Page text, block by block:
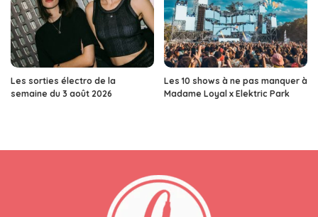
Les sorties électro de la
semaine du 3 août 2026
Les 10 shows à ne pas manquer à
Madame Loyal x Elektric Park